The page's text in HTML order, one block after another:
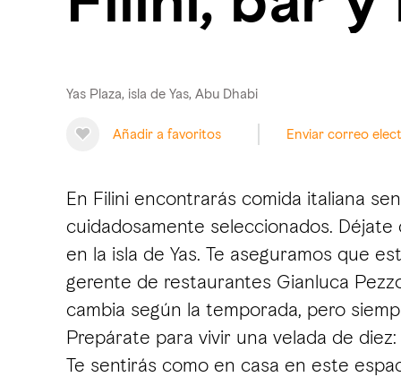
Yas Plaza, isla de Yas, Abu Dhabi
Añadir a favoritos Enviar correo
En Filini encontrarás comida italiana
cuidadosamente seleccionados.
en la isla de Yas. Te aseguramos que
gerente de restaurantes Gianluca
cambia según la temporada, pero
Prepárate para vivir una velada de
Te sentirás como en casa en este